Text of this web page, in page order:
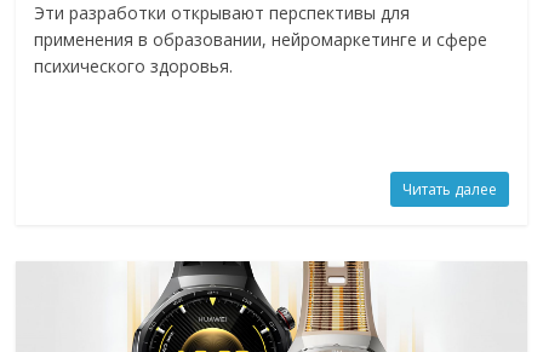
Эти разработки открывают перспективы для
применения в образовании, нейромаркетинге и сфере
психического здоровья.
Читать далее